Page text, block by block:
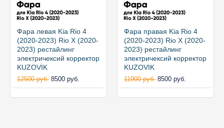
Фара левая Kia Rio 4
(2020-2023) Rio X (2020-
2023) рестайлинг
электричексий корректор
KUZOVIK
12500 руб. 8500 руб.
Фара правая Kia Rio 4
(2020-2023) Rio X (2020-
2023) рестайлинг
электричексий корректор
KUZOVIK
11900 руб. 8500 руб.